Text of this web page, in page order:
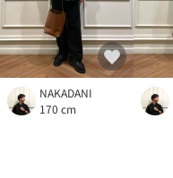
NAKADANI
170 cm